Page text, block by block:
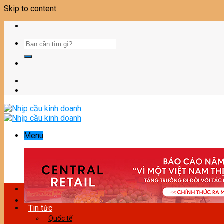
Skip to content
Menu
Tin tức
Quốc tế